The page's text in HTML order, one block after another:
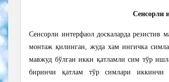
Сенсорли
Сенсорли интерфаол доскаларда резистив
монтаж қилинган, жуда хам ингичка
мавжуд бўлган икки қатламли сим тўр
биринчи қатлам тўр симлари иккинчи